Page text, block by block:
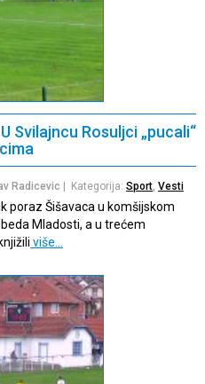
Svilajncu Rosuljci „pucali“
Radicevic | Kategorija: Sport Vesti
poraz Šišavaca u komšijskom
Mladosti, a u trećem
više…